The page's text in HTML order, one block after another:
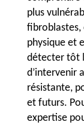
plus
fibroblastes,
physique et
détecter tôt
d’intervenir
résistante,
et futurs.
expertise